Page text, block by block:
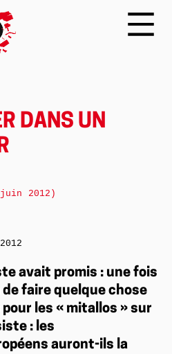
DANS UN
avait promis : une fois
faire quelque chose
les « mitallos » sur
: les
auront-ils la
2012)